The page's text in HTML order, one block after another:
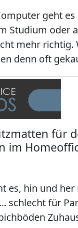
geht es
Studium oder
mehr richtig.
denn oft
für
im
es, hin und
schlecht für